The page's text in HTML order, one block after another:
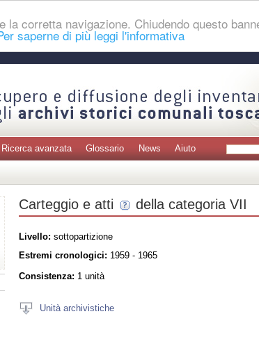
corretta navigazione. Chiudendo questo
saperne di più leggi l'informativa
Ricerca avanzata Glossario News Aiuto
Carteggio e atti della categoria VII
Livello: sottopartizione
Estremi cronologici: 1959 - 1965
Consistenza: 1 unità
Unità archivistiche